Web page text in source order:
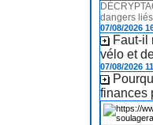
dangers
07/08/2026
Faut-il
vélo et
07/08/2026
finances